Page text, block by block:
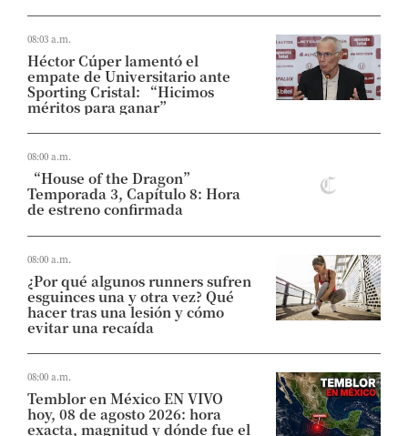
08:03 a.m.
Héctor Cúper lamentó el
empate de Universitario ante
Sporting Cristal: “Hicimos
méritos para ganar”
08:00 a.m.
“House of the Dragon”
Temporada 3, Capítulo 8: Hora
de estreno confirmada
08:00 a.m.
¿Por qué algunos runners sufren
esguinces una y otra vez? Qué
hacer tras una lesión y cómo
evitar una recaída
08:00 a.m.
Temblor en México EN VIVO
hoy, 08 de agosto 2026: hora
exacta, magnitud y dónde fue el